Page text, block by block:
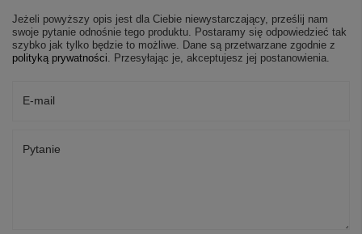
Jeżeli powyższy opis jest dla Ciebie niewystarczający, prześlij nam
swoje pytanie odnośnie tego produktu. Postaramy się odpowiedzieć tak
szybko jak tylko będzie to możliwe. Dane są przetwarzane zgodnie z
polityką prywatności . Przesyłając je, akceptujesz jej postanowienia.
E-mail
Pytanie